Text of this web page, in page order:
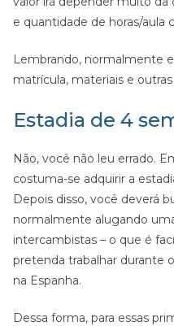
e quantidade de horas/aula
Lembrando, normalmente
matrícula, materiais e
Estadia de 4
Não, você não leu errado.
costuma-se adquirir a
Depois disso, você deverá
normalmente alugando
intercambistas – o que é
pretenda trabalhar durante
na Espanha.
Dessa forma, para essas